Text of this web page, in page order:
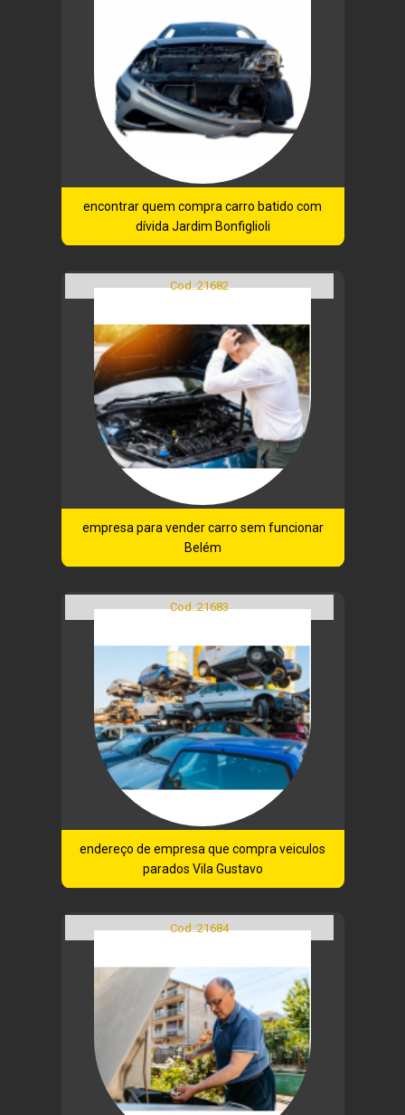
encontrar quem compra carro batido com
dívida Jardim Bonfiglioli
Cod.:21682
empresa para vender carro sem funcionar
Belém
Cod.:21683
endereço de empresa que compra veiculos
parados Vila Gustavo
Cod.:21684